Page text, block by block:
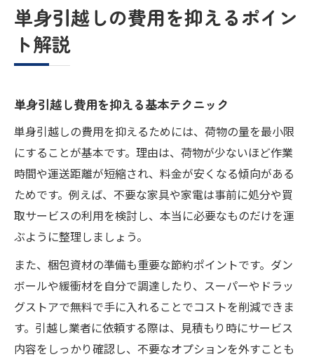
単身引越しの費用を抑えるポイン
ト解説
単身引越し費用を抑える基本テクニック
単身引越しの費用を抑えるためには、荷物の量を最小限
にすることが基本です。理由は、荷物が少ないほど作業
時間や運送距離が短縮され、料金が安くなる傾向がある
ためです。例えば、不要な家具や家電は事前に処分や買
取サービスの利用を検討し、本当に必要なものだけを運
ぶように整理しましょう。
また、梱包資材の準備も重要な節約ポイントです。ダン
ボールや緩衝材を自分で調達したり、スーパーやドラッ
グストアで無料で手に入れることでコストを削減できま
す。引越し業者に依頼する際は、見積もり時にサービス
内容をしっかり確認し、不要なオプションを外すことも